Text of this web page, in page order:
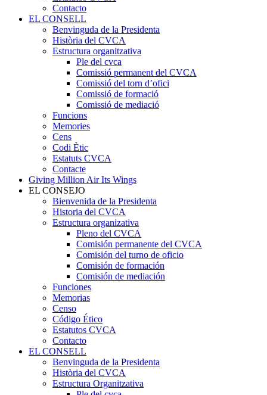
Contacto
EL CONSELL
Benvinguda de la Presidenta
Història del CVCA
Estructura organitzativa
Ple del cvca
Comissió permanent del CVCA
Comissió del torn d’ofici
Comissió de formació
Comissió de mediació
Funcions
Memories
Cens
Codi Ètic
Estatuts CVCA
Contacte
Giving Million Air Its Wings
EL CONSEJO
Bienvenida de la Presidenta
Historia del CVCA
Estructura organizativa
Pleno del CVCA
Comisión permanente del CVCA
Comisión del turno de oficio
Comisión de formación
Comisión de mediación
Funciones
Memorias
Censo
Código Ético
Estatutos CVCA
Contacto
EL CONSELL
Benvinguda de la Presidenta
Història del CVCA
Estructura Organitzativa